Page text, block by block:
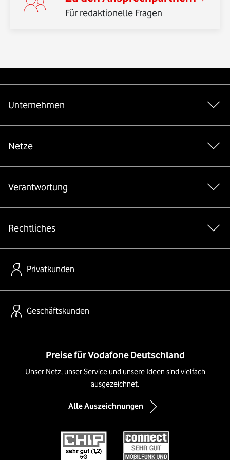
Für redaktionelle Fragen
Unternehmen
Netze
Verantwortung
Rechtliches
Privatkunden
Geschäftskunden
Preise für Vodafone Deutschland
Unser Netz, unser Service und unsere Ideen sind vielfach
ausgezeichnet.
Alle Auszeichnungen